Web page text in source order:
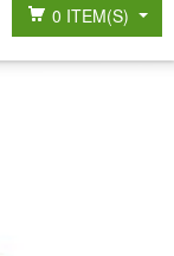
0 ITEM(S)